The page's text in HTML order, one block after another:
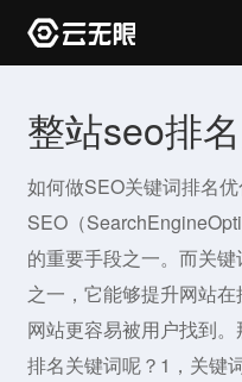
整站seo排
如何做SEO关键词排名
SEO（
的重要手段之一。而关
之一，它能够提升网站
网站更容易被用户找到
排名关键词呢？1，关键